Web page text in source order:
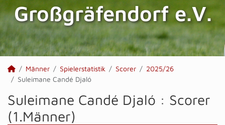
Großgräfendorf e.V.
Männer Spielerstatistik Scorer
2025/26
Suleimane Candé Djaló
Suleimane Candé Djaló : Scorer
(1.Männer)